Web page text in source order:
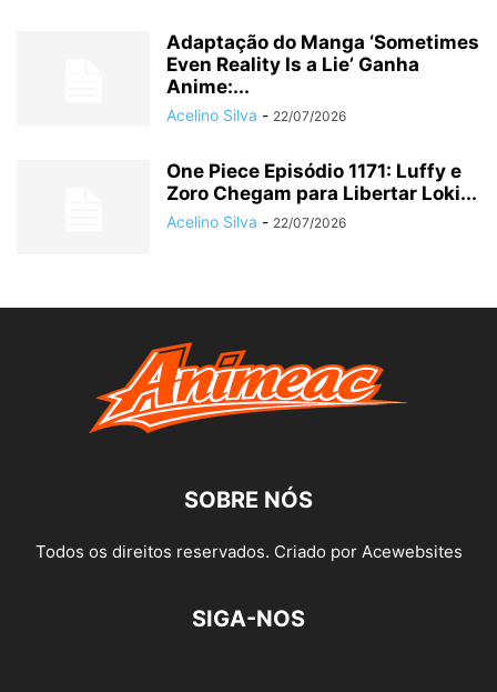
Adaptação do Manga ‘Sometimes
Even Reality Is a Lie’ Ganha
Anime:...
Acelino Silva - 22/07/2026
One Piece Episódio 1171: Luffy e
Zoro Chegam para Libertar Loki...
Acelino Silva - 22/07/2026
SOBRE NÓS
Todos os direitos reservados. Criado por Acewebsites
SIGA-NOS